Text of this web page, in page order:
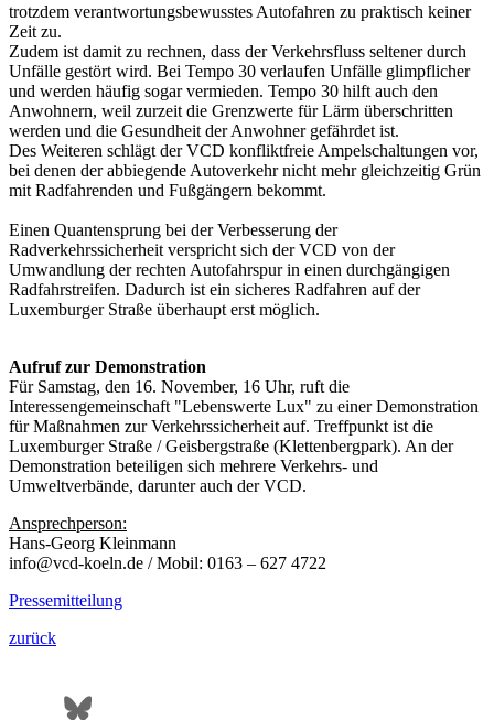
trotzdem verantwortungsbewusstes Autofahren zu praktisch keiner
Zeit zu.
Zudem ist damit zu rechnen, dass der Verkehrsfluss seltener durch
Unfälle gestört wird. Bei Tempo 30 verlaufen Unfälle glimpflicher
und werden häufig sogar vermieden. Tempo 30 hilft auch den
Anwohnern, weil zurzeit die Grenzwerte für Lärm überschritten
werden und die Gesundheit der Anwohner gefährdet ist.
Des Weiteren schlägt der VCD konfliktfreie Ampelschaltungen vor,
bei denen der abbiegende Autoverkehr nicht mehr gleichzeitig Grün
mit Radfahrenden und Fußgängern bekommt.
Einen Quantensprung bei der Verbesserung der
Radverkehrssicherheit verspricht sich der VCD von der
Umwandlung der rechten Autofahrspur in einen durchgängigen
Radfahrstreifen. Dadurch ist ein sicheres Radfahren auf der
Luxemburger Straße überhaupt erst möglich.
Aufruf zur Demonstration
Für Samstag, den 16. November, 16 Uhr, ruft die
Interessengemeinschaft "Lebenswerte Lux" zu einer Demonstration
für Maßnahmen zur Verkehrssicherheit auf. Treffpunkt ist die
Luxemburger Straße / Geisbergstraße (Klettenbergpark). An der
Demonstration beteiligen sich mehrere Verkehrs- und
Umweltverbände, darunter auch der VCD.
Ansprechperson:
Hans-Georg Kleinmann
info@vcd-koeln.de / Mobil: 0163 – 627 4722
Pressemitteilung
zurück